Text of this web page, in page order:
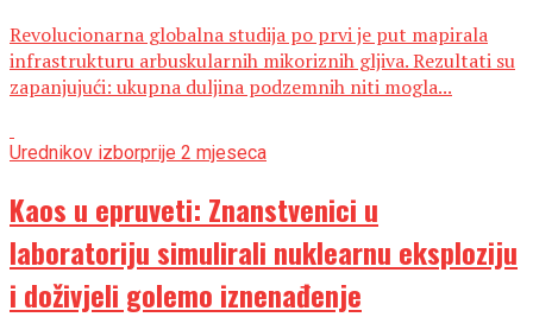
Revolucionarna globalna studija po prvi je put mapirala
infrastrukturu arbuskularnih mikoriznih gljiva. Rezultati su
zapanjujući: ukupna duljina podzemnih niti mogla...
Urednikov izborprije 2 mjeseca
Kaos u epruveti: Znanstvenici u
laboratoriju simulirali nuklearnu eksploziju
i doživjeli golemo iznenađenje